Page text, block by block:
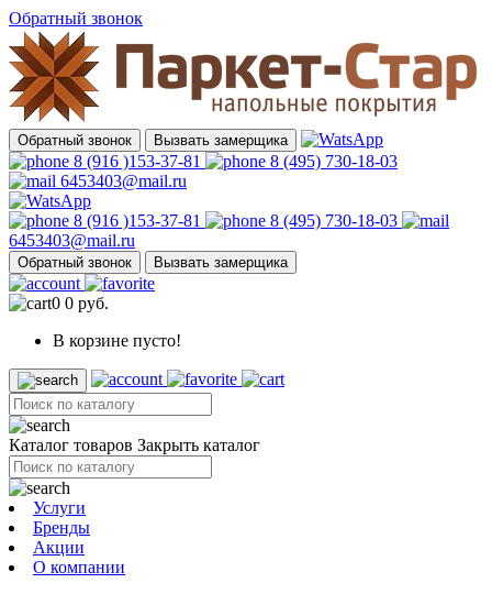
Обратный звонок
Обратный звонок Вызвать замерщика
8 (916 )153-37-81
8 (495) 730-18-03
6453403@mail.ru
8 (916 )153-37-81
8 (495) 730-18-03
6453403@mail.ru
Обратный звонок Вызвать замерщика
0 0 руб.
В корзине пусто!
Каталог товаров Закрыть каталог
Услуги
Бренды
Акции
О компании